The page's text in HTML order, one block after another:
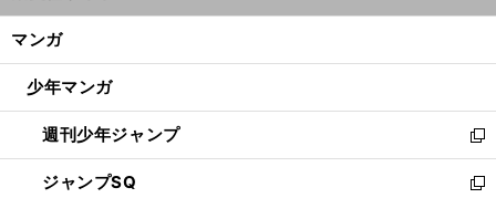
ン
ウ
開
く
マンガ
少年マンガ
週刊少年ジャンプ
新
し
い
ジャンプSQ
新